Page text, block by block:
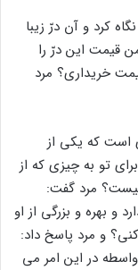
کرد و آن درّ زیبا
قیمت این درّ را
خریداری؟ مرد
است که یکی از
تو به چیزی که از
مرد گفت:
و بهره و بزرگی از او
و مرد پاسخ داد:
در این امر می